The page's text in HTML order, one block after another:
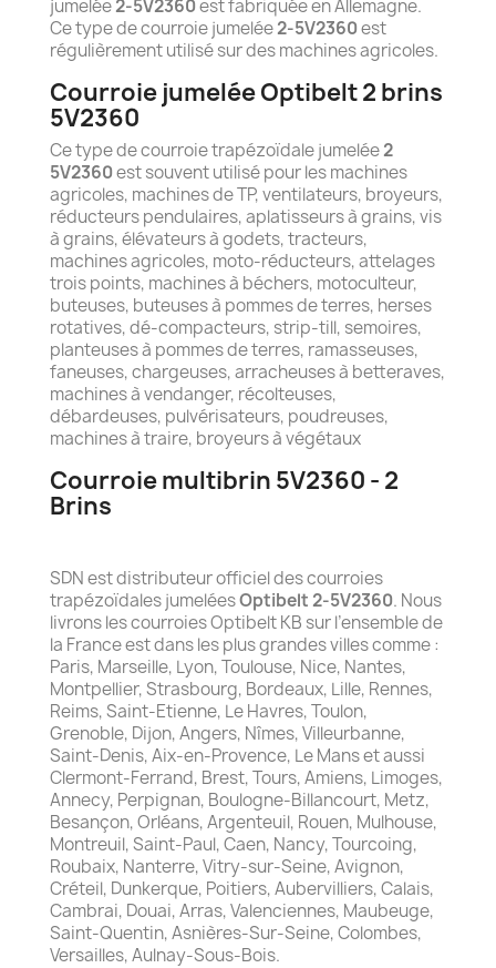
jumelée2-5V2360est fabriquée en Allemagne.
Ce type de courroie jumelée2-5V2360est
régulièrement utilisé sur des machines agricoles.
Courroie jumelée Optibelt 2 brins
5V2360
Ce type de courroie trapézoïdale jumelée2
5V2360est souvent utilisé pour les machines
agricoles, machines de TP, ventilateurs, broyeurs,
réducteurs pendulaires, aplatisseurs à grains, vis
à grains, élévateurs à godets, tracteurs,
machines agricoles, moto-réducteurs, attelages
trois points, machines à béchers, motoculteur,
buteuses, buteuses à pommes de terres, herses
rotatives, dé-compacteurs, strip-till, semoires,
planteuses à pommes de terres, ramasseuses,
faneuses, chargeuses, arracheuses à betteraves,
machines à vendanger, récolteuses,
débardeuses, pulvérisateurs, poudreuses,
machines à traire, broyeurs à végétaux
Courroie multibrin 5V2360 - 2
Brins
SDN est distributeur officiel des courroies
trapézoïdales jumeléesOptibelt 2-5V2360. Nous
livrons les courroies Optibelt KB sur l’ensemble de
la France est dans les plus grandes villes comme :
Paris, Marseille, Lyon, Toulouse, Nice, Nantes,
Montpellier, Strasbourg, Bordeaux, Lille, Rennes,
Reims, Saint-Etienne, Le Havres, Toulon,
Grenoble, Dijon, Angers, Nîmes, Villeurbanne,
Saint-Denis, Aix-en-Provence, Le Mans et aussi
Clermont-Ferrand, Brest, Tours, Amiens, Limoges,
Annecy, Perpignan, Boulogne-Billancourt, Metz,
Besançon, Orléans, Argenteuil, Rouen, Mulhouse,
Montreuil, Saint-Paul, Caen, Nancy, Tourcoing,
Roubaix, Nanterre, Vitry-sur-Seine, Avignon,
Créteil, Dunkerque, Poitiers, Aubervilliers, Calais,
Cambrai, Douai, Arras, Valenciennes, Maubeuge,
Saint-Quentin, Asnières-Sur-Seine, Colombes,
Versailles, Aulnay-Sous-Bois.